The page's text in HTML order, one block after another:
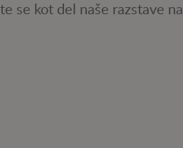
se kot del naše razstave na